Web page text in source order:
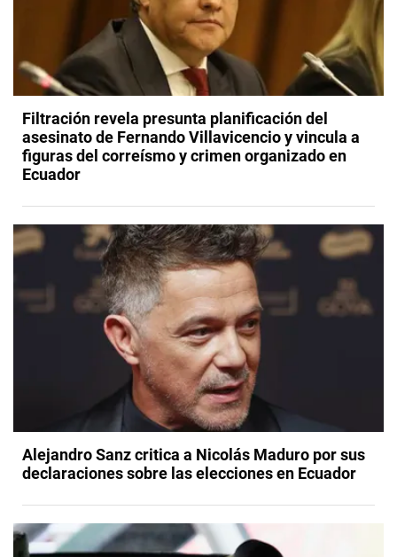
Filtración revela presunta planificación del
asesinato de Fernando Villavicencio y vincula a
figuras del correísmo y crimen organizado en
Ecuador
​Alejandro Sanz critica a Nicolás Maduro por sus
declaraciones sobre las elecciones en Ecuador